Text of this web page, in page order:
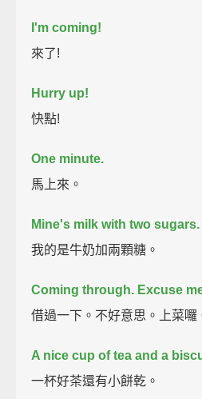
I'm coming!
來了!
Hurry up!
快點!
One minute.
馬上來。
Mine's milk with two sugars.
我的是牛奶加兩顆糖。
Coming through. Excuse
借過一下。不好意思。上菜囉
A nice cup of tea and a
一杯好茶還有小餅乾。